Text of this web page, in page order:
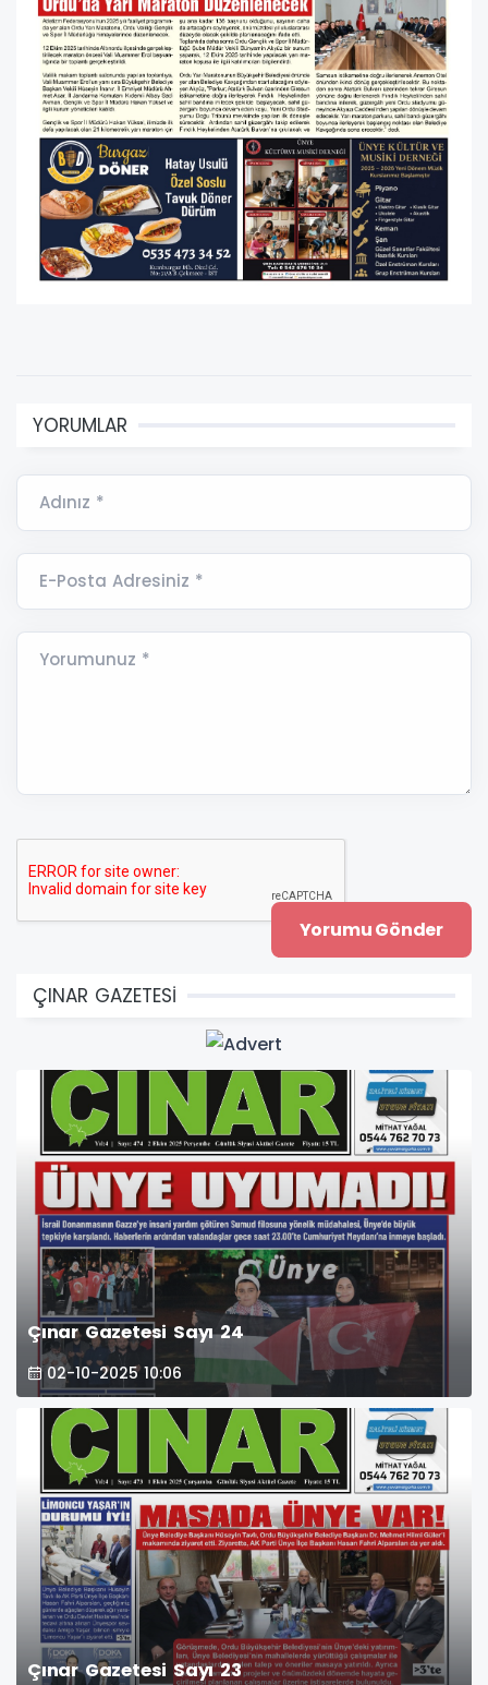
YORUMLAR
Adınız *
E-Posta Adresiniz *
Yorumunuz *
ÇINAR GAZETESİ
Çınar Gazetesi Sayı 24
02-10-2025 10:06
Çınar Gazetesi Sayı 23